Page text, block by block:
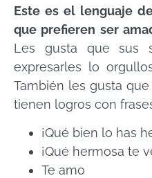
Este es el lenguaje
que prefieren ser
Les gusta que sus
expresarles lo
También les gusta
tienen logros con
¡Qué bien lo has
¡Qué hermosa te
Te amo